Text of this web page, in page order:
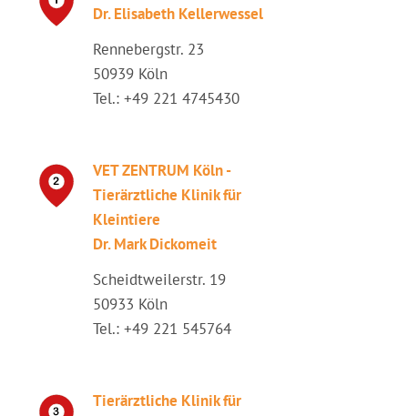
Dr. Elisabeth Kellerwessel
Rennebergstr. 23
50939 Köln
Tel.: +49 221 4745430
VET ZENTRUM Köln -
Tierärztliche Klinik für
Kleintiere
Dr. Mark Dickomeit
Scheidtweilerstr. 19
50933 Köln
Tel.: +49 221 545764
Tierärztliche Klinik für